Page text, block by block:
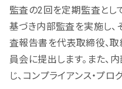
監査の2回を定期監査とし
基づき内部監査を実施し
査報告書を代表取締役、取
員会に提出します。また、
じ、コンプライアンス・プ